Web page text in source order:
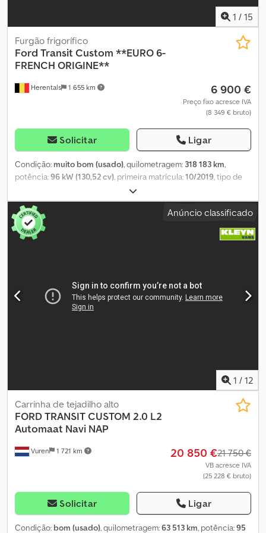
1 / 15
Herentals 1 655 km
Furgão frigorífico
Ford Transit Custom **EURO 6-
FRENCH ORIGINE**
6 900 €
Preço fixo acresce IVA
(8 349 € bruto)
Solicitar Ligar
Condição: muito bom (usado), quilometragem: 318 183 km,
potência:96 kW (130,52 cv), primeira matrícula:10/2019, tipo de
, combustível:diesel
engrenagem:mecânico, classe de emissão:Euro 6, Ano de
fabrico:2019
, Apesar do cuidado empregado na inserção correta
dos dados, não podemos ser responsabilizados por eventuais
erros nesta publicação. As imagens podem diferir da realidade.
em vazio: 2.566 kg Carga útil: 834 kg Peso bruto: 3.400 kg
Funcionalidades Dsdpfx Afjzr Ry Ne Hekr Refrigeração: de 30 °C a
22 °C Marca da carroçaria: GRUAU ISBERG Motor de refrigeração:
Anúncio classificado
1 / 12
Vuren 1 721 km
Carrinha de tejadilho alto
FORDTRANSIT CUSTOM 2.0 L2
Automaat Navi NAP
20 850 €21 750 €
VB acresce IVA
(25 228 € bruto)
Solicitar Ligar
Condição: bom (usado), quilometragem:63 513 km, potência:95